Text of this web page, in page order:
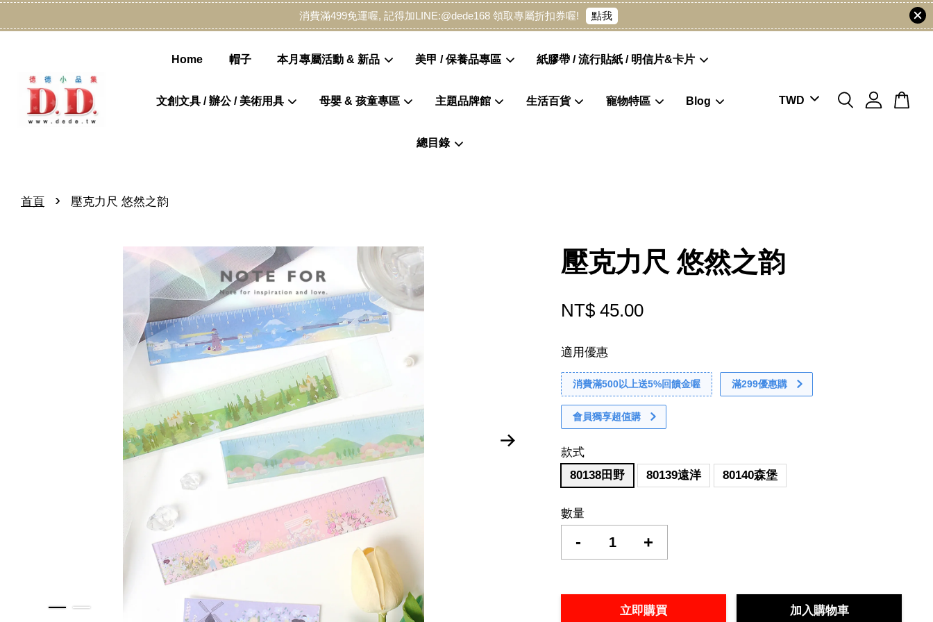
消費滿499免運喔, 記得加LINE:@dede168 領取專屬折扣券喔! 點我
Home 帽子 本月專屬活動 & 新品 美甲 / 保養品專區 紙膠帶 / 流行貼紙 / 明信片&卡片
文創文具 / 辦公 / 美術用具 母嬰 & 孩童專區 主題品牌館 生活百貨 寵物特區 Blog
總目錄
首頁 › 壓克力尺 悠然之韵
壓克力尺 悠然之韵
NT$ 45.00
適用優惠
消費滿500以上送5%回饋金喔 滿299優惠購
會員獨享超值購
款式
80138田野
80139遠洋 80140森堡
數量
- +
立即購買 加入購物車